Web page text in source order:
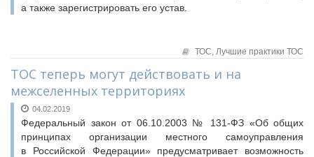
а также зарегистрировать его устав.
ТОС, Лучшие практики ТОС
ТОС теперь могут действовать и на
межселенных территориях
04.02.2019
Федеральный закон от 06.10.2003 № 131-ФЗ «Об общих
принципах организации местного самоуправления
в Российской Федерации» предусматривает возможность